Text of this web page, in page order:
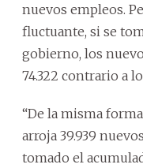
nuevos empleos.
fluctuante, si se
gobierno, los
74.322 contrario a
“De la misma
arroja 39.939
tomado el